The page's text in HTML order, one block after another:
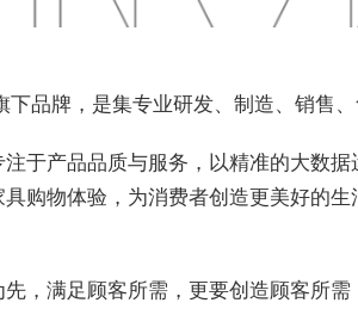
品牌，是集专业研发、制造、销售、
产品品质与服务，以精准的大数据
购物体验，为消费者创造更美好的
满足顾客所需，更要创造顾客所需